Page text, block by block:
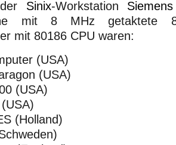
Sinix-Workstation
mit 8 MHz getaktete
mit 80186 CPU waren:
(USA)
(USA)
(USA)
(Holland)